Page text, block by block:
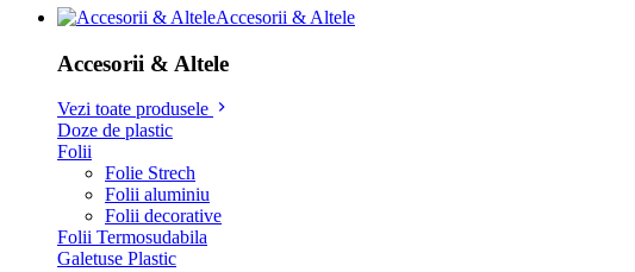
Accesorii & Altele
Accesorii & Altele
Vezi toate produsele
Doze de plastic
Folii
Folie Strech
Folii aluminiu
Folii decorative
Folii Termosudabila
Galetuse Plastic